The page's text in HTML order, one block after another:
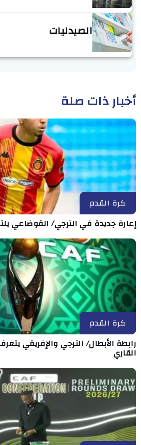
الصيدليات
أخبار ذات صلة
كرة القدم
إعارة جديدة في الترجي/ القوضاعي
كرة القدم
رابطة الأبطال/ الترجي والإفريقي
القاري